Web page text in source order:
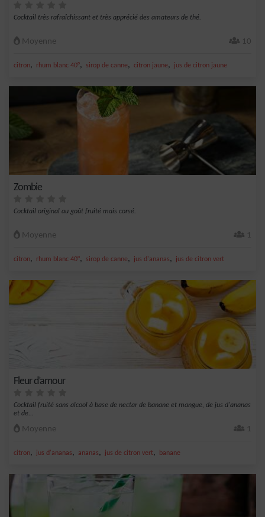
Cocktail très rafraîchissant et très apprécié des amateurs de thé.
Moyenne 10
citron, rhum blanc 40°, sirop de canne, citron jaune, jus de citron jaune
Zombie
Cocktail original au goût fruité mais corsé.
Moyenne 1
citron, rhum blanc 40°, sirop de canne, jus d'ananas, jus de citron vert
Fleur d’amour
Cocktail fruité sans alcool à base de nectar de banane et mangue, de jus d'ananas
et de...
Moyenne 1
citron, jus d'ananas, ananas, jus de citron vert, banane